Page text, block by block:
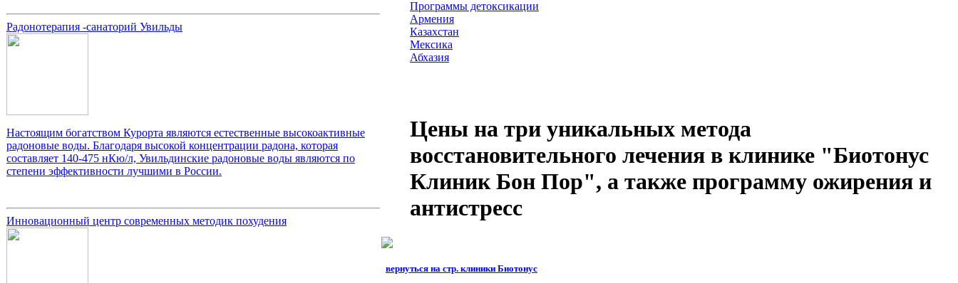
Радонотерапия -санаторий Увильды
Настоящим богатством Курорта являются естественные высокоактивные
радоновые воды. Благодаря высокой концентрации радона, которая
составляет 140-475 нКю/л, Увильдинские радоновые воды являются по
степени эффективности лучшими в России.
Инновационный центр современных методик похудения
Программы детоксикации
Армения
Казахстан
Мексика
Абхазия
Цены на три уникальных метода
восстановительного лечения в клинике "Биотонус
Клиник Бон Пор", а также программу ожирения и
антистресс
вернуться на стр. клиники Биотонус